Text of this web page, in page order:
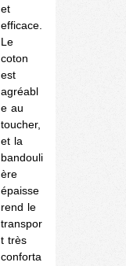
et
efficace.
Le
coton
est
agréabl
e au
toucher,
et la
bandouli
ère
épaisse
rend le
transpor
t très
conforta